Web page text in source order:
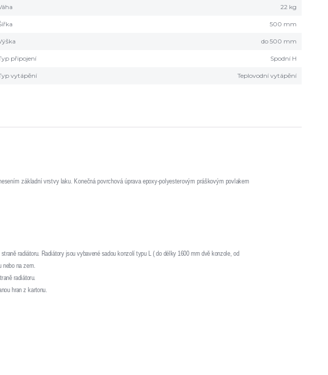
22 kg
500 mm
do 500 mm
připojení Spodní H
vytápění Teplovodní vytápění
základní vrstvy laku. Konečná povrchová úprava epoxy-polyesterovým práškovým povlakem
radiátoru. Radiátory jsou vybavené sadou konzolí typu L ( do délky 1600 mm dvě konzole, od
nebo na zem.
radiátoru.
hran z kartonu.